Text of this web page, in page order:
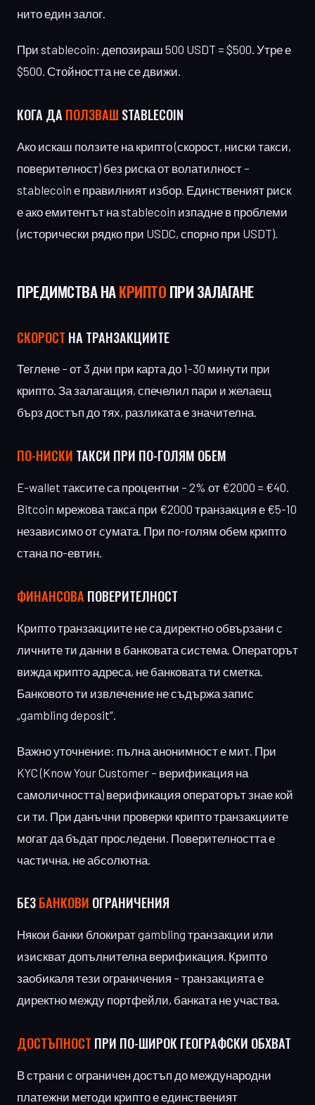
нито един залог.
При stablecoin: депозираш 500 USDT = $500. Утре е
$500. Стойността не се движи.
КОГА ДА ПОЛЗВАШ STABLECOIN
Ако искаш ползите на крипто (скорост, ниски такси,
поверителност) без риска от волатилност –
stablecoin е правилният избор. Единственият риск
е ако емитентът на stablecoin изпадне в проблеми
(исторически рядко при USDC, спорно при USDT).
ПРЕДИМСТВА НАКРИПТОПРИ ЗАЛАГАНЕ
СКОРОСТ НА ТРАНЗАКЦИИТЕ
Теглене – от 3 дни при карта до 1-30 минути при
крипто. За залагащия, спечелил пари и желаещ
бърз достъп до тях, разликата е значителна.
ПО-НИСКИ ТАКСИ ПРИ ПО-ГОЛЯМ ОБЕМ
E-wallet таксите са процентни – 2% от €2000 = €40.
Bitcoin мрежова такса при €2000 транзакция е €5-10
независимо от сумата. При по-голям обем крипто
стана по-евтин.
ФИНАНСОВА ПОВЕРИТЕЛНОСТ
Крипто транзакциите не са директно обвързани с
личните ти данни в банковата система. Операторът
вижда крипто адреса, не банковата ти сметка.
Банковото ти извлечение не съдържа запис
„gambling deposit“.
Важно уточнение: пълна анонимност е мит. При
KYC (Know Your Customer – верификация на
самоличността) верификация операторът знае кой
си ти. При данъчни проверки крипто транзакциите
могат да бъдат проследени. Поверителността е
частична, не абсолютна.
БЕЗБАНКОВИ ОГРАНИЧЕНИЯ
Някои банки блокират gambling транзакции или
изискват допълнителна верификация. Крипто
заобикаля тези ограничения – транзакцията е
директно между портфейли, банката не участва.
ДОСТЪПНОСТ ПРИ ПО-ШИРОК ГЕОГРАФСКИ ОБХВАТ
В страни с ограничен достъп до международни
платежни методи крипто е единственият